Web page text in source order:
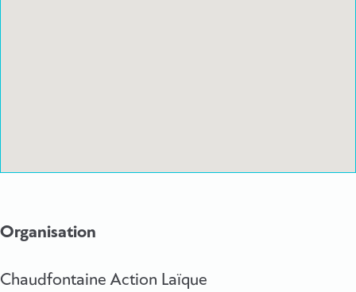
Organisation
Chaudfontaine Action Laïque